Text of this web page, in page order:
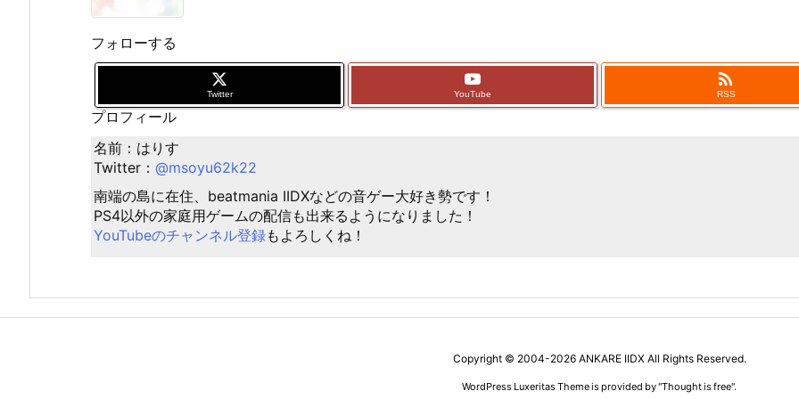
フォローする
Twitter YouTube

RSS
プロフィール
名前：はりす
Twitter： @msoyu62k22
南端の島に在住、beatmania IIDXなどの音ゲー大好き勢です！
PS4以外の家庭用ゲームの配信も出来るようになりました！
YouTubeのチャンネル登録もよろしくね！
Copyright © 2004-2026 ANKARE IIDXAll Rights Reserved.
WordPress Luxeritas Theme is provided by "Thought is free".